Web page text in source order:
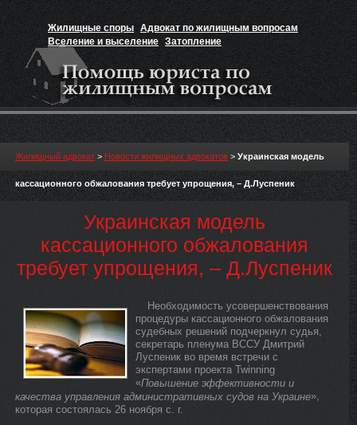
Жилищные споры Адвокат по жилищным вопросам
Вселение и выселение Затопление
Признание прав на жильё
Жилищный адвокат > Новости жилищных адвокатов > Украинская модель
кассационного обжалования требует упрощения, – Д.Луспеник
Украинская модель
кассационного обжалования
требует упрощения, – Д.Луспеник
Необходимость усовершенствования
процедуры кассационного обжалования
судебных решений подчеркнул судья,
секретарь пленума ВССУ Дмитрий
Луспеник во время встречи с
экспертами проекта Twinning
«Повышение эффективности и
качества управления административных судов на Украине»,
которая состоялась 26 ноября с. г.